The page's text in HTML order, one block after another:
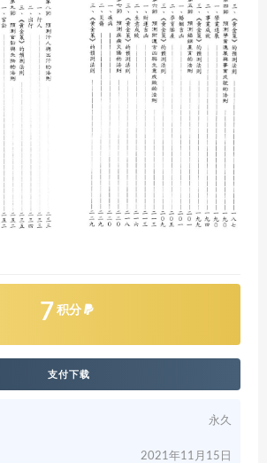
7 积分
支付下载
永久
2021年11月15日